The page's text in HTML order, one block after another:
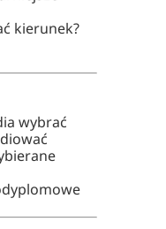
kierunek?
wybrać